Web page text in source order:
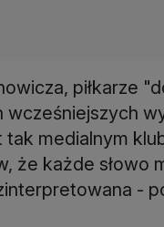
piłkarze
wcześniejszych
tak medialnym
że każde słowo
-